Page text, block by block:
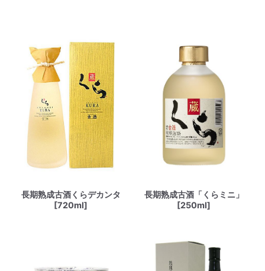
長期熟成古酒くらデカンタ
[720ml]
長期熟成古酒「くらミニ」
[250ml]